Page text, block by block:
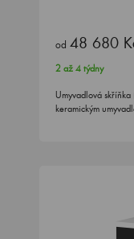
od 48 680
2 až 4 týdny
Umyvadlová
keramickým